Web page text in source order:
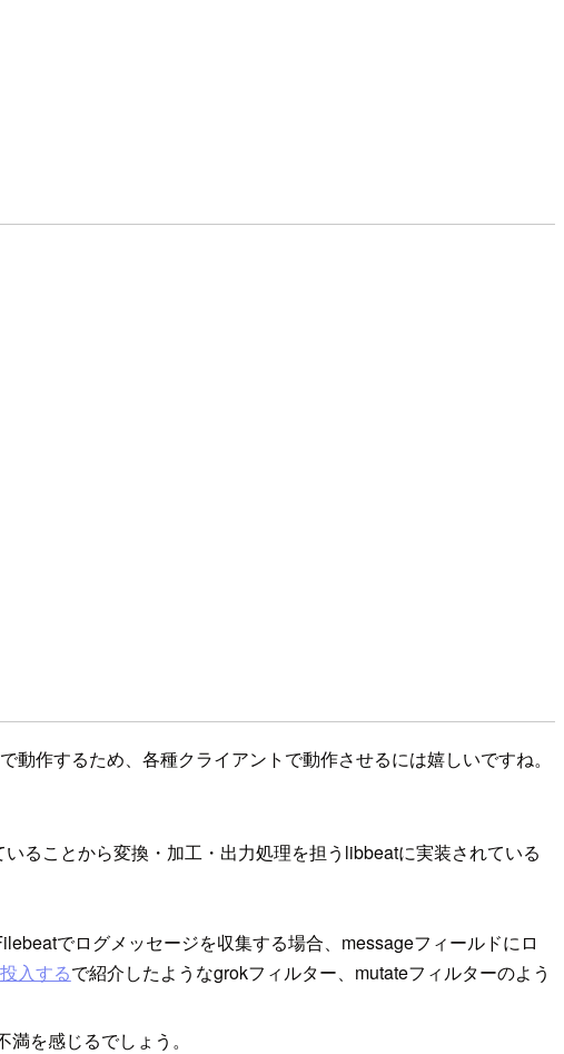
作するため、各種クライアントで動作させるには嬉しいですね。
ることから変換・加工・出力処理を担うlibbeatに実装されている
でログメッセージを収集する場合、messageフィールドにロ
入するで紹介したようなgrokフィルター、mutateフィルターのよう
を感じるでしょう。